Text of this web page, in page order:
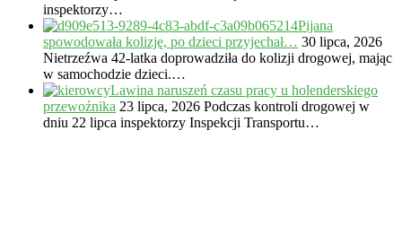
inspektorzy…
Pijana
spowodowała kolizję, po dzieci przyjechał… 30 lipca, 2026
Nietrzeźwa 42-latka doprowadziła do kolizji drogowej, mając
w samochodzie dzieci.…
Lawina naruszeń czasu pracy u holenderskiego
przewoźnika 23 lipca, 2026 Podczas kontroli drogowej w
dniu 22 lipca inspektorzy Inspekcji Transportu…